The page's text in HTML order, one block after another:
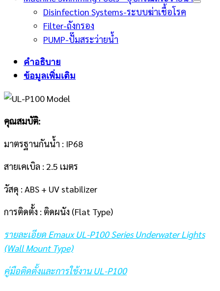
Disinfection Systems-ระบบฆ่าเชื้อโรค
Filter-ถังกรอง
PUMP-ปั๊มสระว่ายน้ำ
คำอธิบาย
ข้อมูลเพิ่มเติม
คุณสมบัติ:
มาตรฐานกันน้ำ : IP68
สายเคเบิล : 2.5 เมตร
วัสดุ : ABS + UV stabilizer
การติดตั้ง : ติดผนัง (Flat Type)
รายละเอียด Emaux UL-P100 Series Underwater Lights
(Wall Mount Type)
คู่มือติดตั้งและการใช้งาน UL-P100